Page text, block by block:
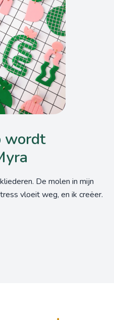
De molen in mijn
vloeit weg, en ik creëer.